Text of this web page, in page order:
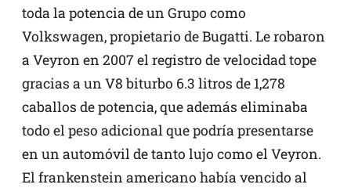
toda la potencia de un Grupo como
Volkswagen, propietario de Bugatti. Le robaron
a Veyron en 2007 el registro de velocidad tope
gracias a un V8 biturbo 6.3 litros de 1,278
caballos de potencia, que además eliminaba
todo el peso adicional que podría presentarse
en un automóvil de tanto lujo como el Veyron.
El frankenstein americano había vencido al